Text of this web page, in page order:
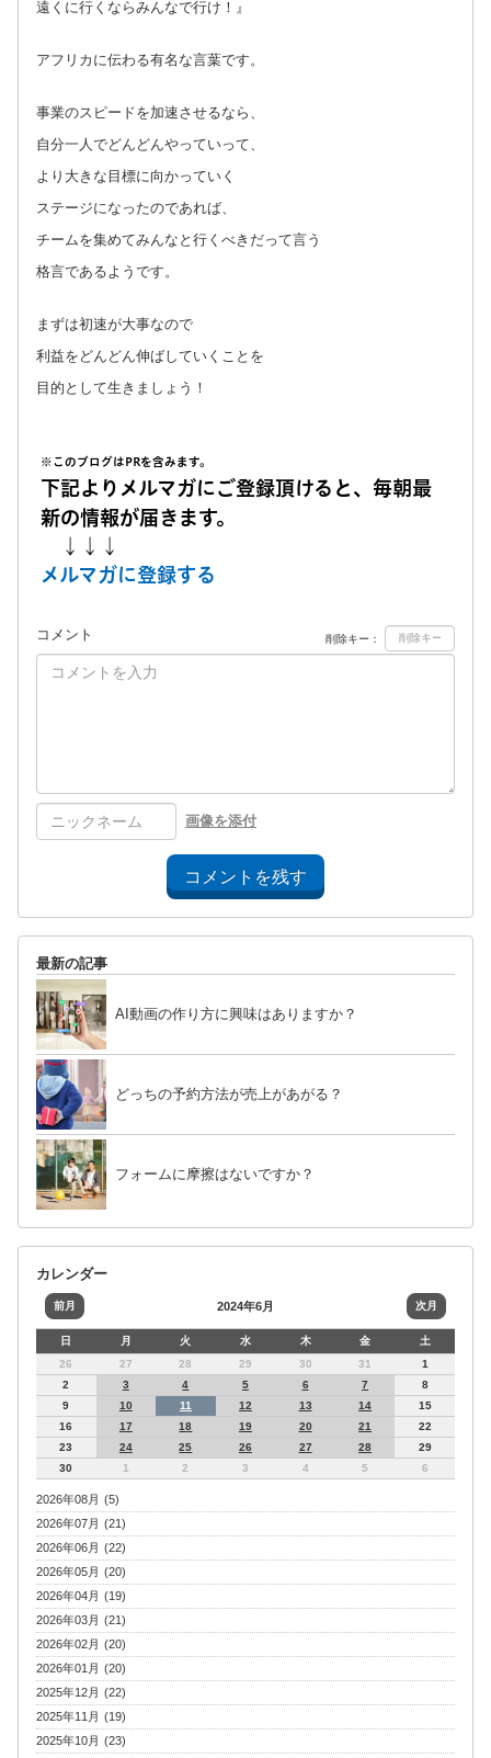
遠くに行くならみんなで行け！』
アフリカに伝わる有名な言葉です。
事業のスピードを加速させるなら、
自分一人でどんどんやっていって、
より大きな目標に向かっていく
ステージになったのであれば、
チームを集めてみんなと行くべきだって言う
格言であるようです。
まずは初速が大事なので
利益をどんどん伸ばしていくことを
目的として生きましょう！
※このブログはPRを含みます。
下記よりメルマガにご登録頂けると、毎朝最
新の情報が届きます。
↓↓↓
メルマガに登録する
コメント 削除キー：
画像を添付
コメントを残す
最新の記事
AI動画の作り方に興味はありますか？
どっちの予約方法が売上があがる？
フォームに摩擦はないですか？
カレンダー
前月 2024年6月 次月
日 月 火 水 木 金
土
26
27 28 29 30 31
1
2
3 4 5 6 7
8
9
10 11 12 13 14
15
16
17 18 19 20 21
22
23
24 25 26 27 28
29
30
1 2 3 4 5 6
2026年08月 (5)
2026年07月 (21)
2026年06月 (22)
2026年05月 (20)
2026年04月 (19)
2026年03月 (21)
2026年02月 (20)
2026年01月 (20)
2025年12月 (22)
2025年11月 (19)
2025年10月 (23)